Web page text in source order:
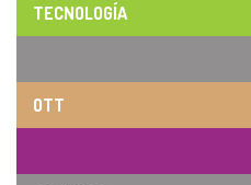
TECNOLOGÍA
OTT